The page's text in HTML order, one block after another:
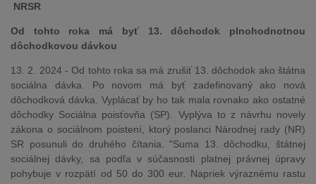
NRSR
Od tohto roka má byť 13. dôchodok plnohodnotnou
dôchodkovou dávkou
13. 2. 2024 - Od tohto roka sa má zrušiť 13. dôchodok ako štátna
sociálna dávka. Po novom má byť zadefinovaný ako nová
dôchodková dávka. Vyplácať by ho tak mala rovnako ako ostatné
dôchodky Sociálna poisťovňa (SP). Vyplýva to z návrhu novely
zákona o sociálnom poistení, ktorý poslanci Národnej rady (NR)
SR posunuli do druhého čítania. "Suma 13. dôchodku, štátnej
sociálnej dávky, sa podľa v súčasnosti platnej právnej úpravy
pohybuje v rozpätí od 50 do 300 eur. Napriek výraznému rastu